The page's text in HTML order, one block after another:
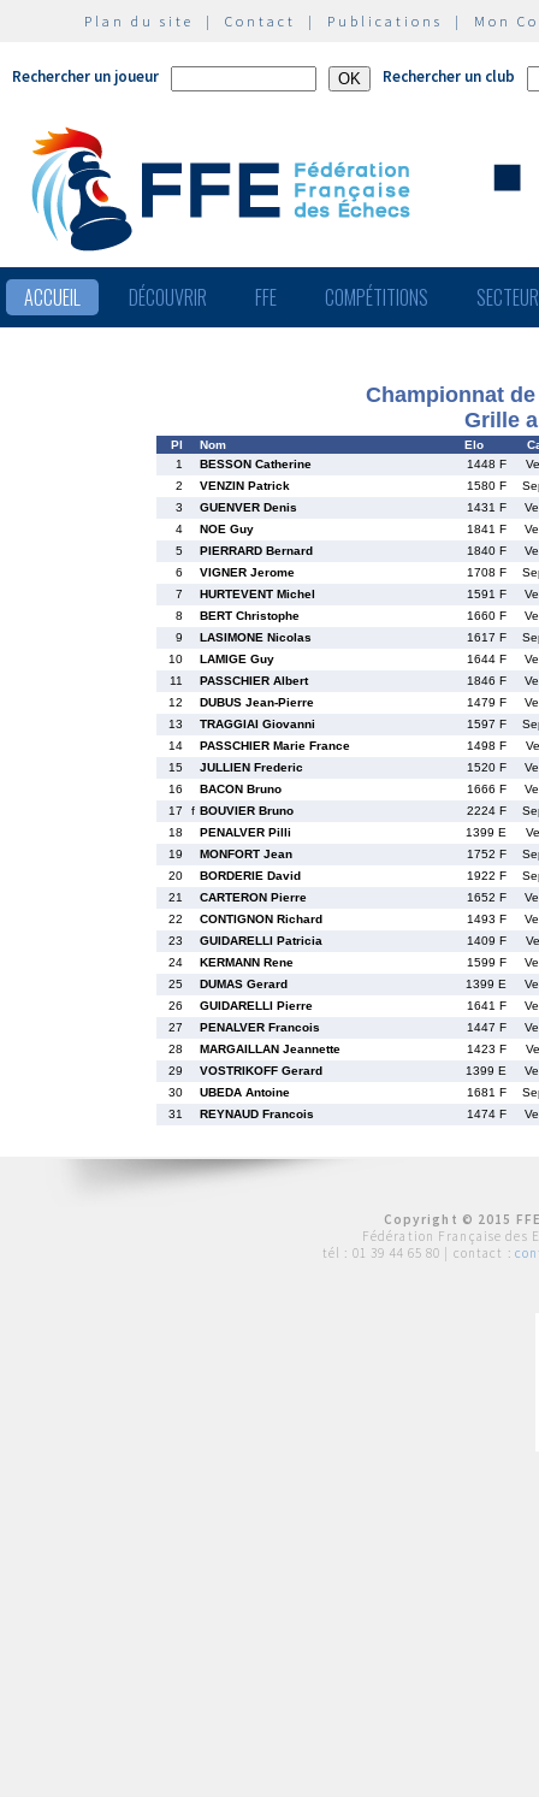
Plan du site | Contact | Publications | Mon
Rechercher un joueur Rechercher un club
ACCUEIL DÉCOUVRIR FFE COMPÉTITIONS
Championnat
Grille
Pl Nom Elo
1
BESSON Catherine 1448 F
2
VENZIN Patrick 1580 F
3
GUENVER Denis 1431 F
4
NOE Guy 1841 F
5
PIERRARD Bernard 1840 F
6
VIGNER Jerome 1708 F
7
HURTEVENT Michel 1591 F
8
BERT Christophe 1660 F
9
LASIMONE Nicolas 1617 F
10
LAMIGE Guy 1644 F
11
PASSCHIER Albert 1846 F
12
DUBUS Jean-Pierre 1479 F
13
TRAGGIAI Giovanni 1597 F
14
PASSCHIER Marie France 1498 F
15
JULLIEN Frederic 1520 F
16
BACON Bruno 1666 F
17
f BOUVIER Bruno 2224 F
18
PENALVER Pilli 1399 E
19
MONFORT Jean 1752 F
20
BORDERIE David 1922 F
21
CARTERON Pierre 1652 F
22
CONTIGNON Richard 1493 F
23
GUIDARELLI Patricia 1409 F
24
KERMANN Rene 1599 F
25
DUMAS Gerard 1399 E
26
GUIDARELLI Pierre 1641 F
27
PENALVER Francois 1447 F
28
MARGAILLAN Jeannette 1423 F
29
VOSTRIKOFF Gerard 1399 E
30
UBEDA Antoine 1681 F
31
REYNAUD Francois 1474 F
Copyright © 2015
Fédération Française des
tél : 01 39 44 65 80 | contact :